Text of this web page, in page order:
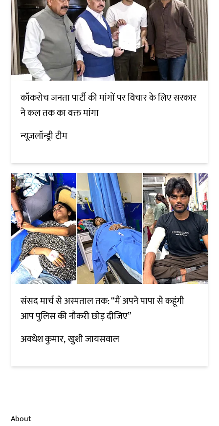
कॉकरोच जनता पार्टी की मांगों पर विचार के लिए सरकार
ने कल तक का वक्त मांगा
न्यूज़लॉन्ड्री टीम
संसद मार्च से अस्पताल तक: “मैं अपने पापा से कहूंगी
आप पुलिस की नौकरी छोड़ दीजिए”
अवधेश कुमार खुशी जायसवाल
About